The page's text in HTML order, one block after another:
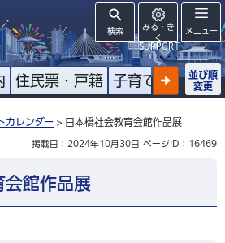
検索
みる・き
く
SUPPORT
メニュー
住民票・戸籍 子育て 高齢者
並び順
変更
カレンダー > 日本橋社会教育会館作品展
掲載日：2024年10月30日 ページID：16469
会館作品展